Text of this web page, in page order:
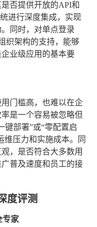
否提供开放的API和
进行深度集成，实现
同时，对单点登录
织架构的支持，能够
业级应用的基本要
门槛高，也难以在企
是一个容易被忽略但
键部署”或“零配置启
维压力和实施成本。同
，是否符合大多数用
普及速度和员工的接
度评测
专家